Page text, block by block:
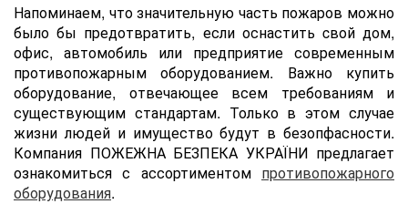
Напоминаем, что значительную часть пожаров можно
было бы предотвратить, если оснастить cвой дом,
офис, автомобиль или предприятие современным
противопожарным оборудованием. Важно купить
оборудование, отвечающее всем требованиям и
существующим стандартам. Только в этом случае
жизни людей и имущество будут в безопфасности.
Компания ПОЖЕЖНА БЕЗПЕКА УКРАЇНИ предлагает
ознакомиться с ассортиментом противопожарного
оборудования.